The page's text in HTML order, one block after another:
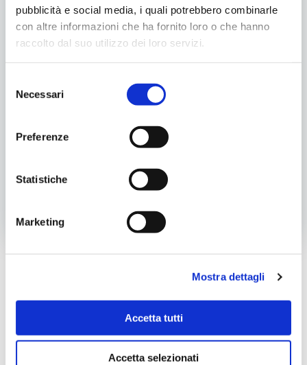
pubblicità e social media, i quali potrebbero combinarle
con altre informazioni che ha fornito loro o che hanno
raccolto dal suo utilizzo dei loro servizi.
delNecessari
Preferenze
Statistiche
Marketing
Mostra dettagli
Accetta tutti
Accetta selezionati
Condividi
Sociale
Sociale
Post
navigation
Articolo precedente
Post
navigation
ARCHIVIO NEWSLETTER